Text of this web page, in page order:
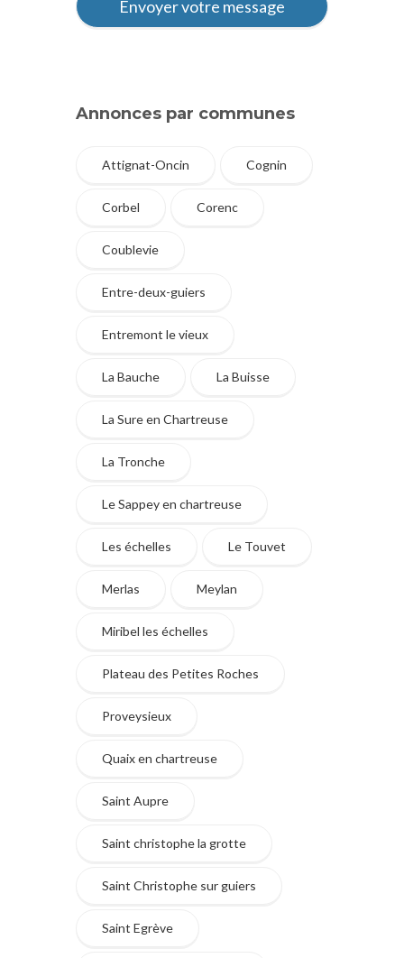
Annonces par communes
Attignat-Oncin Cognin
Corbel Corenc
Coublevie
Entre-deux-guiers
Entremont le vieux
La Bauche La Buisse
La Sure en Chartreuse
La Tronche
Le Sappey en chartreuse
Les échelles Le Touvet
Merlas Meylan
Miribel les échelles
Plateau des Petites Roches
Proveysieux
Quaix en chartreuse
Saint Aupre
Saint christophe la grotte
Saint Christophe sur guiers
Saint Egrève